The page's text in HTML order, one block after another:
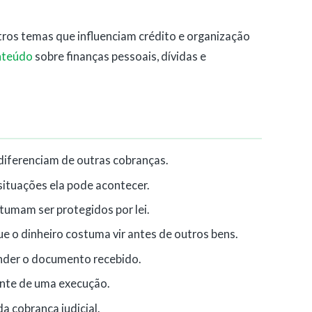
temas que influenciam crédito e organização
sobre finanças pessoais, dívidas e
de outras cobranças.
ela pode acontecer.
ser protegidos por lei.
o dinheiro costuma vir antes de outros bens.
o documento recebido.
de uma execução.
cobrança judicial.